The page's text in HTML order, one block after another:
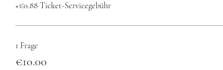
+€0.88 Ticket-Servicegebühr
1 Frage
€10.00